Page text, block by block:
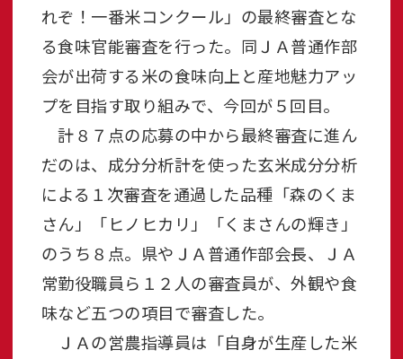
れぞ！一番米コンクール」の最終審査とな
る食味官能審査を行った。同ＪＡ普通作部
会が出荷する米の食味向上と産地魅力アッ
プを目指す取り組みで、今回が５回目。
計８７点の応募の中から最終審査に進ん
だのは、成分分析計を使った玄米成分分析
による１次審査を通過した品種「森のくま
さん」「ヒノヒカリ」「くまさんの輝き」
のうち８点。県やＪＡ普通作部会長、ＪＡ
常勤役職員ら１２人の審査員が、外観や食
味など五つの項目で審査した。
ＪＡの営農指導員は「自身が生産した米